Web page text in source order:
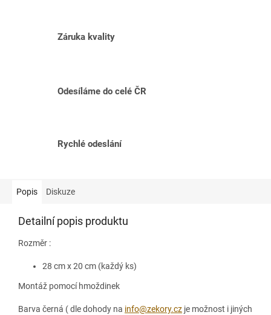
Záruka kvality
Odesíláme do celé ČR
Rychlé odeslání
Popis Diskuze
Detailní popis produktu
Rozměr :
28 cm x 20 cm (každý ks)
Montáž pomocí hmoždinek
Barva černá ( dle dohody na info@zekory.cz je možnost i jiných